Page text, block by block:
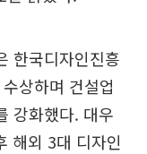
한국디자인진흥
상하며 건설업
강화했다. 대우
해외 3대 디자인